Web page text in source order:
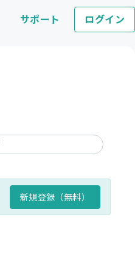
サポート ログイン
新規登録（無料）